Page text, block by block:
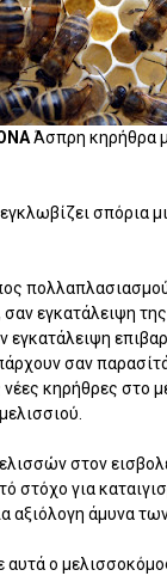
Άσπρη κηρήθρα
σπόρια
σαν εγκατάλειψη
εγκατάλειψη
σαν
νέες κηρήθρες στο
στον
στόχο για
αξιόλογη άμυνα
ο